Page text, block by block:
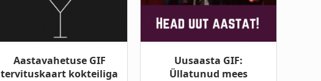
Aastavahetuse GIF
tervituskaart kokteiliga
Uusaasta GIF:
Üllatunud mees